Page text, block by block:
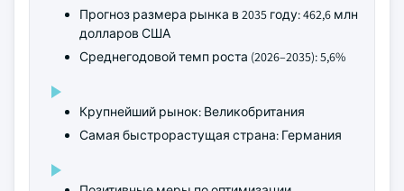
Прогноз размера рынка в 2035 году: 462,6 млн
долларов США
Среднегодовой темп роста (2026–2035): 5,6%
Крупнейший рынок: Великобритания
Самая быстрорастущая страна: Германия